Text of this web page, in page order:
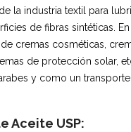
la industria textil para
de fibras sintéticas.
cremas cosméticas,
de protección solar,
y como un
Aceite USP: